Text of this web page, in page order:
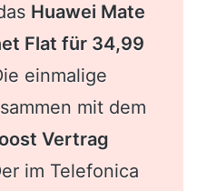
Huawei Mate
Flat für 34,99
einmalige
mit dem
Vertrag
im Telefonica